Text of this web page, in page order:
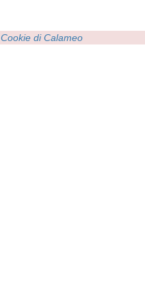
di Calameo